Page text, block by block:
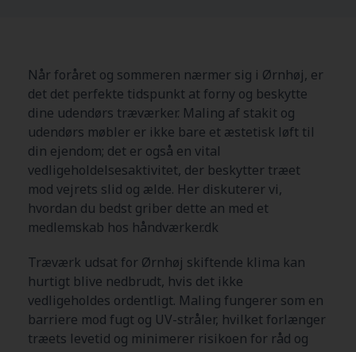
Når foråret og sommeren nærmer sig i Ørnhøj, er
det det perfekte tidspunkt at forny og beskytte
dine udendørs træværker. Maling af stakit og
udendørs møbler er ikke bare et æstetisk løft til
din ejendom; det er også en vital
vedligeholdelsesaktivitet, der beskytter træet
mod vejrets slid og ælde. Her diskuterer vi,
hvordan du bedst griber dette an med et
medlemskab hos håndværker.dk
Træværk udsat for Ørnhøj skiftende klima kan
hurtigt blive nedbrudt, hvis det ikke
vedligeholdes ordentligt. Maling fungerer som en
barriere mod fugt og UV-stråler, hvilket forlænger
træets levetid og minimerer risikoen for råd og